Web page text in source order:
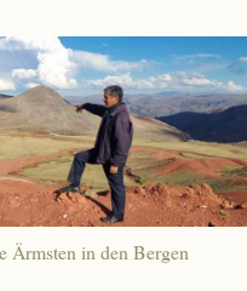
Ärmsten in den Bergen